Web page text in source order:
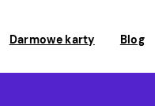
Darmowe karty Blog